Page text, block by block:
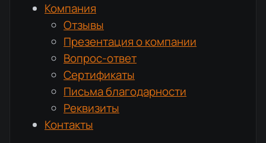
Компания
Отзывы
Презентация о компании
Вопрос-ответ
Сертификаты
Письма благодарности
Реквизиты
Контакты